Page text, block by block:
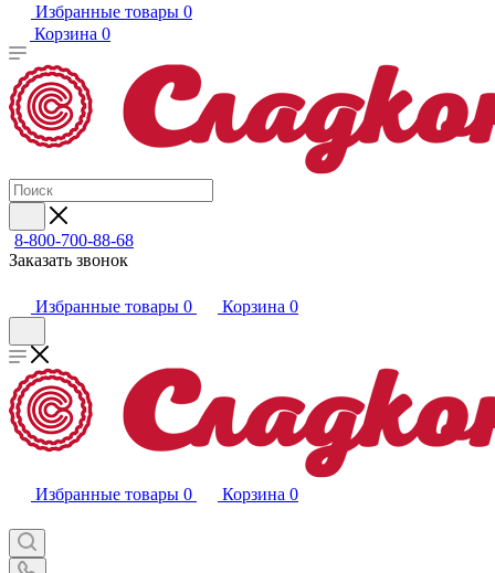
Избранные товары 0
Корзина 0
8-800-700-88-68
Заказать звонок
Избранные товары 0 Корзина 0
Избранные товары 0 Корзина 0